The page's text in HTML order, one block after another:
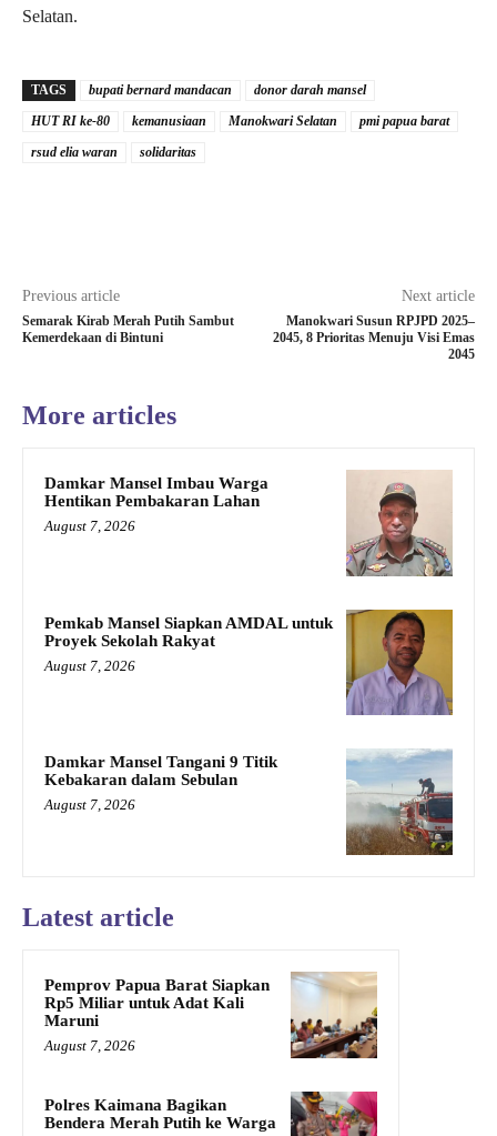
Selatan.
TAGS bupati bernard mandacan
donor darah mansel
HUT RI ke-80
kemanusiaan Manokwari Selatan
pmi papua barat
rsud elia waran
solidaritas
Previous article
Semarak Kirab Merah Putih Sambut
Kemerdekaan di Bintuni
Next article
Manokwari Susun RPJPD 2025–
2045, 8 Prioritas Menuju Visi Emas
2045
More articles
Damkar Mansel Imbau Warga
Hentikan Pembakaran Lahan
August 7, 2026
Pemkab Mansel Siapkan AMDAL untuk
Proyek Sekolah Rakyat
August 7, 2026
Damkar Mansel Tangani 9 Titik
Kebakaran dalam Sebulan
August 7, 2026
Latest article
Pemprov Papua Barat Siapkan
Rp5 Miliar untuk Adat Kali
Maruni
August 7, 2026
Polres Kaimana Bagikan
Bendera Merah Putih ke Warga